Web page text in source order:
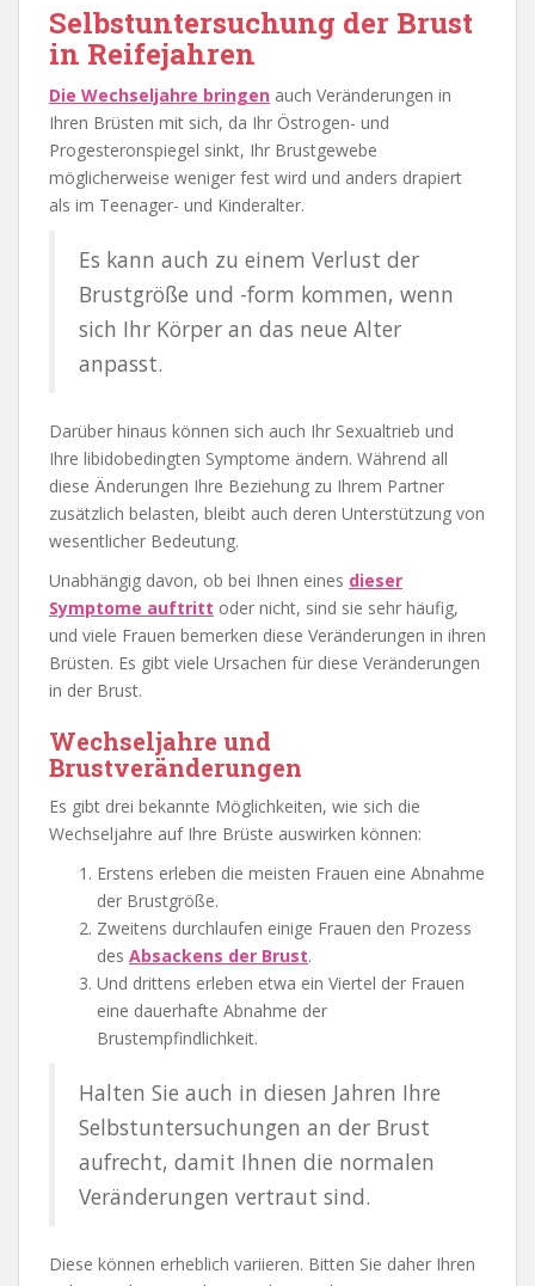
Selbstuntersuchung der Brust
in Reifejahren
Die Wechseljahre bringen auch Veränderungen in
Ihren Brüsten mit sich, da Ihr Östrogen- und
Progesteronspiegel sinkt, Ihr Brustgewebe
möglicherweise weniger fest wird und anders drapiert
als im Teenager- und Kinderalter.
Es kann auch zu einem Verlust der
Brustgröße und -form kommen, wenn
sich Ihr Körper an das neue Alter
anpasst.
Darüber hinaus können sich auch Ihr Sexualtrieb und
Ihre libidobedingten Symptome ändern. Während all
diese Änderungen Ihre Beziehung zu Ihrem Partner
zusätzlich belasten, bleibt auch deren Unterstützung von
wesentlicher Bedeutung.
Unabhängig davon, ob bei Ihnen eines dieser
Symptome auftritt oder nicht, sind sie sehr häufig,
und viele Frauen bemerken diese Veränderungen in ihren
Brüsten. Es gibt viele Ursachen für diese Veränderungen
in der Brust.
Wechseljahre und
Brustveränderungen
Es gibt drei bekannte Möglichkeiten, wie sich die
Wechseljahre auf Ihre Brüste auswirken können:
Erstens erleben die meisten Frauen eine Abnahme
der Brustgröße.
Zweitens durchlaufen einige Frauen den Prozess
des Absackens der Brust.
Und drittens erleben etwa ein Viertel der Frauen
eine dauerhafte Abnahme der
Brustempfindlichkeit.
Halten Sie auch in diesen Jahren Ihre
Selbstuntersuchungen an der Brust
aufrecht, damit Ihnen die normalen
Veränderungen vertraut sind.
Diese können erheblich variieren. Bitten Sie daher Ihren